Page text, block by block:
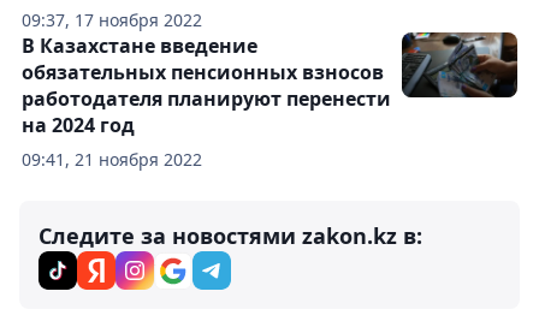
09:37, 17 ноября 2022
09:41, 21 ноября 2022
В Казахстане введение
обязательных пенсионных взносов
работодателя планируют перенести
на 2024 год
Следите за новостями zakon.kz в: